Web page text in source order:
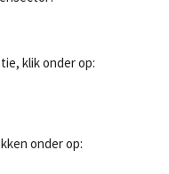
klik onder op:
onder op: